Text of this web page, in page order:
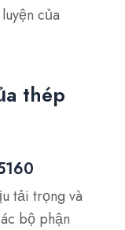
của
thép
tải trọng và
bộ phận